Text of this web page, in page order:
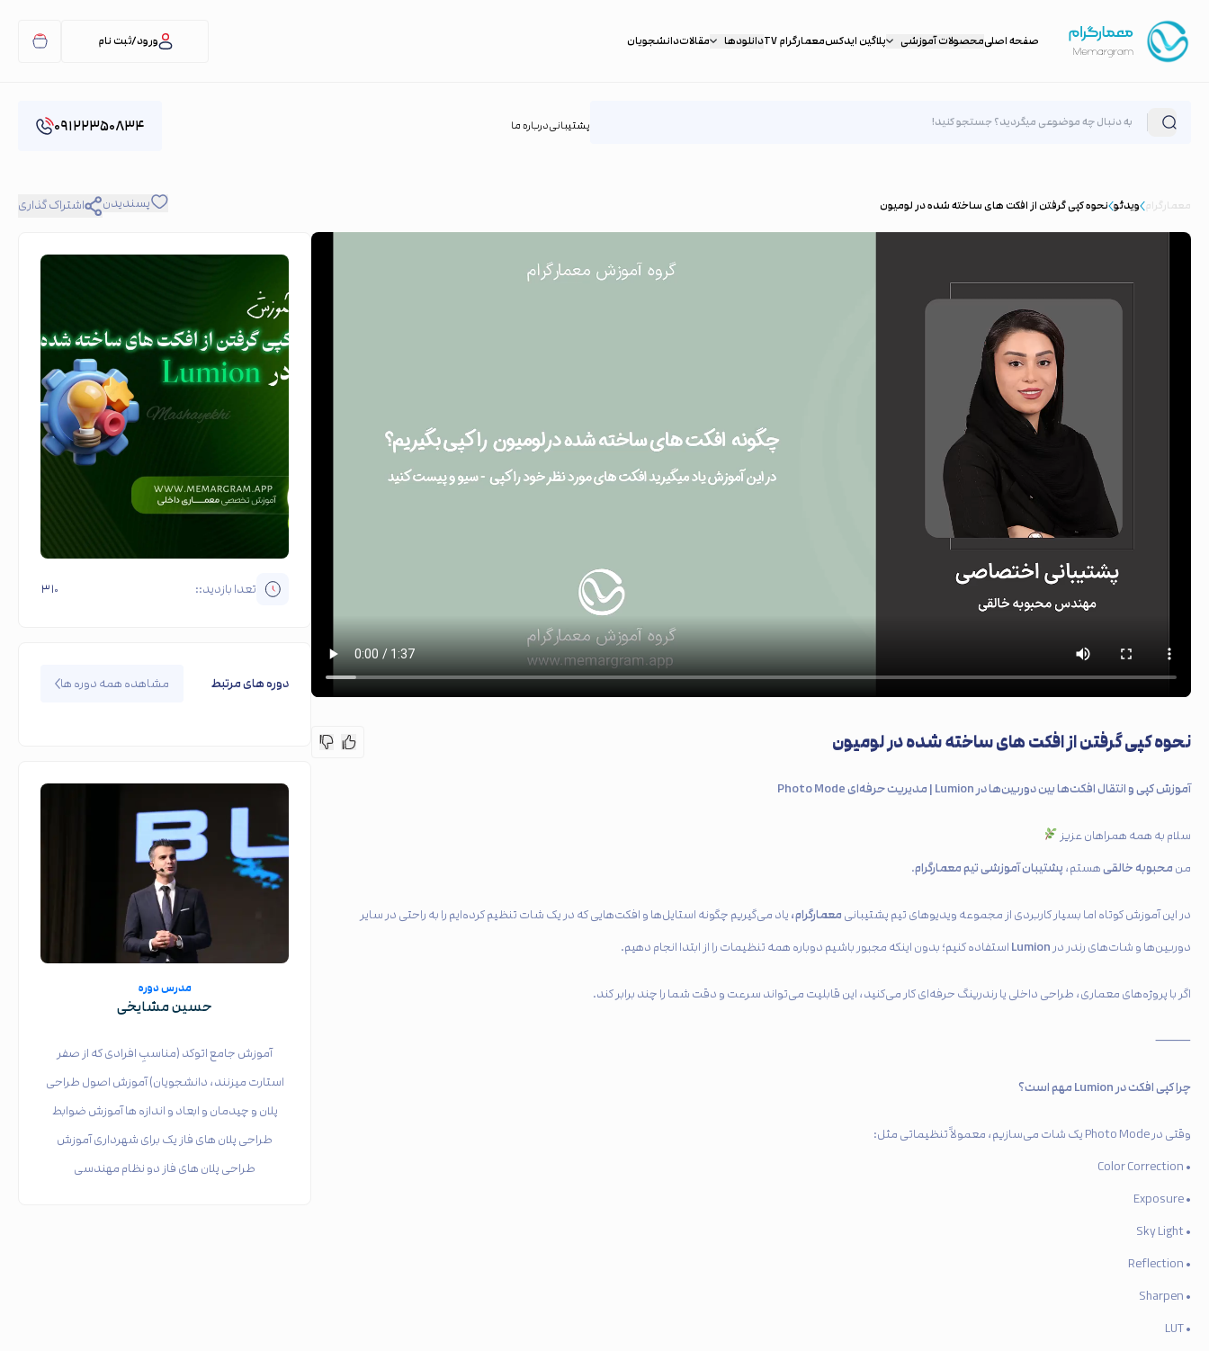
صفحه اصلیمحصولات آموزشی پلاگین ایدکسمعمارگرام TV دانلودها مقالاتدانشجویان ورود/ثبت نام
پشتیبانیدرباره ما ۰۹۱۲۲۳۵۰۸۳۴
معمارگرام ویدئو نحوه کپی گرفتن از افکت های ساخته شده در لومیون پسندیدن اشتراک گذاری
نحوه کپی گرفتن از افکت های ساخته شده در لومیون
آموزش کپی و انتقال افکت‌ها بین دوربین‌ها در Lumion | مدیریت حرفه‌ای Photo Mode
سلام به همه همراهان عزیز
من محبوبه خالقیهستم، پشتیبان آموزشی تیم معمارگرام.
در این آموزش کوتاه اما بسیار کاربردی از مجموعه ویدیوهای تیم پشتیبانی معمارگرام، یاد می‌گیریم چگونه استایل‌ها و افکت‌هایی که در یک شات تنظیم کرده‌ایم را به راحتی در سایر
دوربین‌ها و شات‌های رندر در Lumion استفاده کنیم؛ بدون اینکه مجبور باشیم دوباره همه تنظیمات را از ابتدا انجام دهیم.
اگر با پروژه‌های معماری، طراحی داخلی یا رندرینگ حرفه‌ای کار می‌کنید، این قابلیت می‌تواند سرعت و دقت شما را چند برابر کند.
⸻
چرا کپی افکت در Lumion مهم است؟
وقتی در Photo Mode یک شات می‌سازیم، معمولاً تنظیماتی مثل:
• Color Correction
• Exposure
• Sky Light
• Reflection
• Sharpen
• LUT
تعدا بازدید:: ۳۱۰
دوره های مرتبط مشاهده همه دوره ها
مدرس دوره
حسین مشایخی
آموزش جامع اتوکد (مناسبِ افرادی که از صفر
استارت میزنند، دانشجویان) آموزش اصول طراحی
پلان و چیدمان و ابعاد و اندازه ها آموزش ضوابط
طراحی پلان های فاز یک برای شهرداری آموزش
طراحی پلان های فاز دو نظام مهندسی